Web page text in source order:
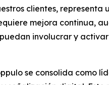
clientes,
mejora continua,
involucrar y
se consolida